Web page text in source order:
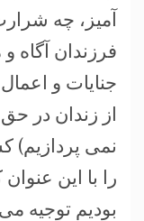
آمیز، چه
فرزندان آگاه
جنایات و
از زندان در
نمی پردازیم)
را با این
بودیم توجیه